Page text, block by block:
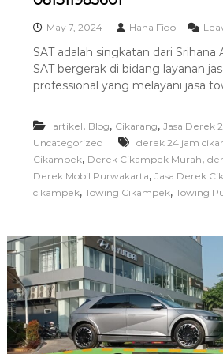
May 7, 2024 Hana Fido
SAT adalah singkatan dari Srihana
SAT bergerak di bidang layanan
professional yang melayani jasa
artikel, Blog, Cikarang, Jasa Derek
Uncategorized derek 24 jam
Cikampek, Derek Cikampek Murah,
Derek Mobil Purwakarta, Jasa Derek
cikampek, Towing Cikampek, Towing